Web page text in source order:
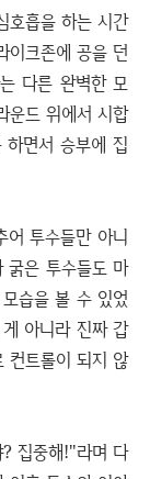
호흡을 하는 시간
이크존에 공을 던
다른 완벽한 모
운드 위에서 시합
면서 승부에 집
어 투수들만 아니
굵은 투수들도 마
습을 볼 수 있었
아니라 진짜 갑
컨트롤이 되지 않
집중해!"라며 다